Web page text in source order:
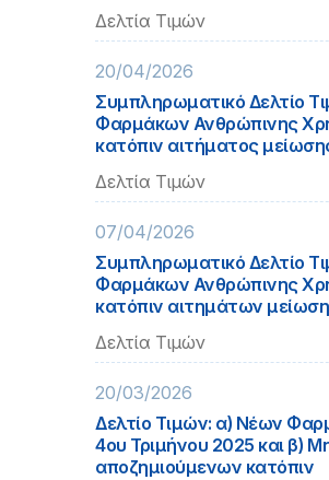
Δελτία Τιμών
20/04/2026
Συμπληρωματικό Δελτίο
Φαρμάκων Ανθρώπινης
κατόπιν αιτήματος
Δελτία Τιμών
07/04/2026
Συμπληρωματικό Δελτίο
Φαρμάκων Ανθρώπινης
κατόπιν αιτημάτων
Δελτία Τιμών
20/03/2026
Δελτίο Τιμών: α) Νέων
4ου Τριμήνου 2025 και β)
αποζημιούμενων κατόπιν